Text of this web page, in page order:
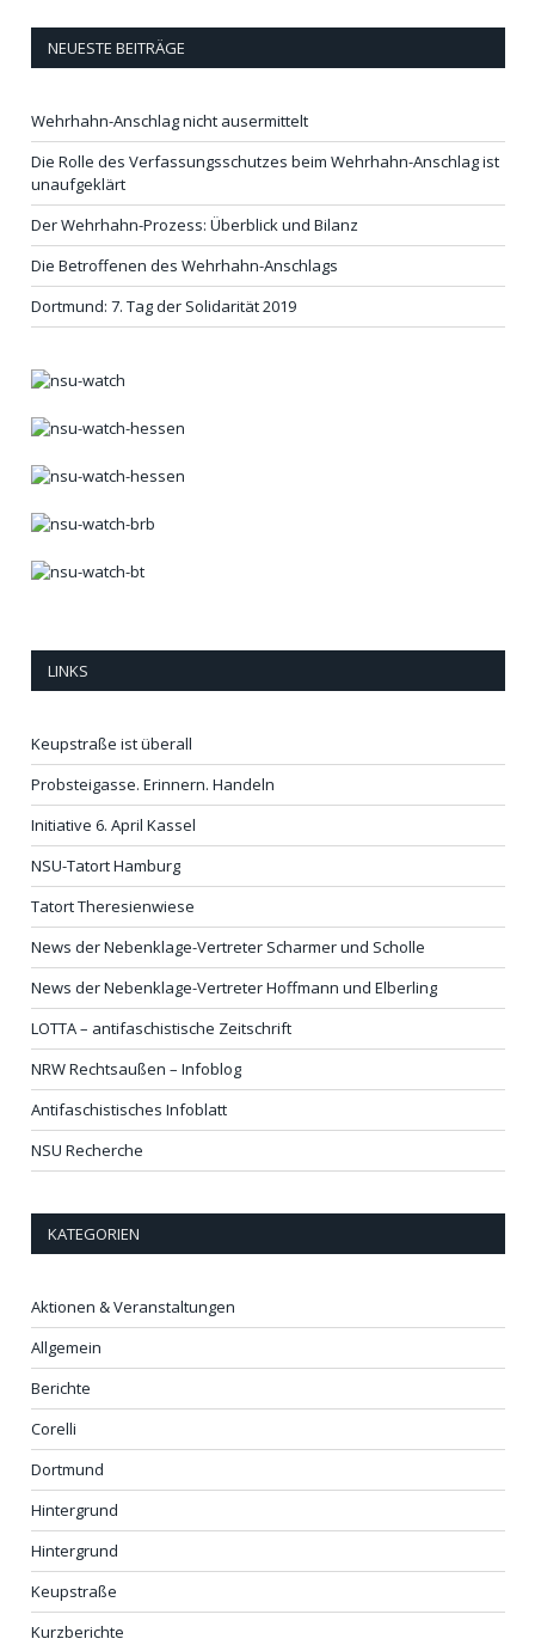
NEUESTE BEITRÄGE
Wehrhahn-Anschlag nicht ausermittelt
Die Rolle des Verfassungsschutzes beim Wehrhahn-Anschlag ist
unaufgeklärt
Der Wehrhahn-Prozess: Überblick und Bilanz
Die Betroffenen des Wehrhahn-Anschlags
Dortmund: 7. Tag der Solidarität 2019
LINKS
Keupstraße ist überall
Probsteigasse. Erinnern. Handeln
Initiative 6. April Kassel
NSU-Tatort Hamburg
Tatort Theresienwiese
News der Nebenklage-Vertreter Scharmer und Scholle
News der Nebenklage-Vertreter Hoffmann und Elberling
LOTTA – antifaschistische Zeitschrift
NRW Rechtsaußen – Infoblog
Antifaschistisches Infoblatt
NSU Recherche
KATEGORIEN
Aktionen & Veranstaltungen
Allgemein
Berichte
Corelli
Dortmund
Hintergrund
Hintergrund
Keupstraße
Kurzberichte